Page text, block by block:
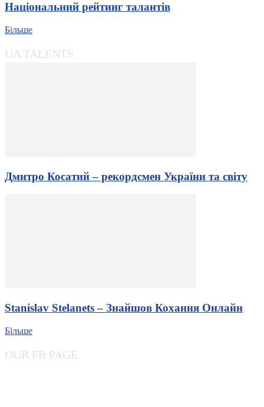
Національний рейтинг талантів
Більше
UA TALENTS
Дмитро Косатий – рекордсмен України та світу
Stanislav Stelanets – Знайшов Кохання Онлайн
Більше
OUR FB PAGE